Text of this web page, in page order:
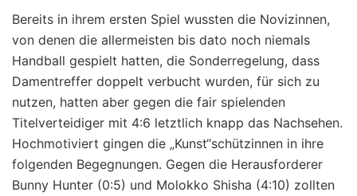
Bereits in ihrem ersten Spiel wussten die Novizinnen,
von denen die allermeisten bis dato noch niemals
Handball gespielt hatten, die Sonderregelung, dass
Damentreffer doppelt verbucht wurden, für sich zu
nutzen, hatten aber gegen die fair spielenden
Titelverteidiger mit 4:6 letztlich knapp das Nachsehen.
Hochmotiviert gingen die „Kunst“schützinnen in ihre
folgenden Begegnungen. Gegen die Herausforderer
Bunny Hunter (0:5) und Molokko Shisha (4:10) zollten